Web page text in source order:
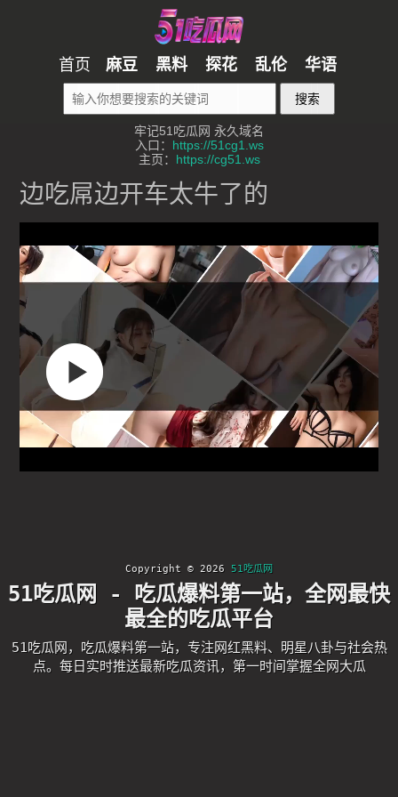
首页 麻豆 黑料 探花 乱伦 华语
搜索
牢记51吃瓜网 永久域名
入口： https://51cg1.ws
主页： https://cg51.ws
边吃屌边开车太牛了的
Copyright © 2026 51吃瓜网
51吃瓜网 - 吃瓜爆料第一站，全网最快
最全的吃瓜平台
51吃瓜网，吃瓜爆料第一站，专注网红黑料、明星八卦与社会热
点。每日实时推送最新吃瓜资讯，第一时间掌握全网大瓜